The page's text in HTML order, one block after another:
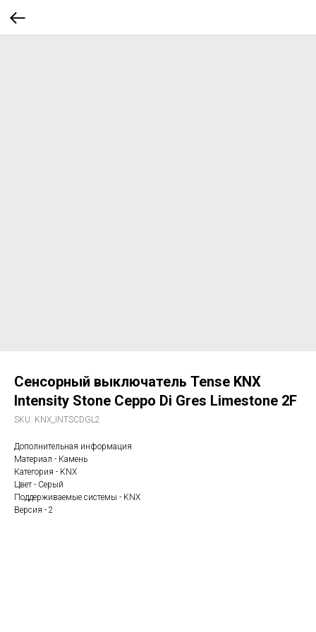
Сенсорный выключатель Tense KNX
Intensity Stone Ceppo Di Gres Limestone 2F
SKU: KNX_INTSCDGL2
Дополнительная информация
Материал - Камень
Категория - KNX
Цвет - Серый
Поддерживаемые системы - KNX
Версия - 2